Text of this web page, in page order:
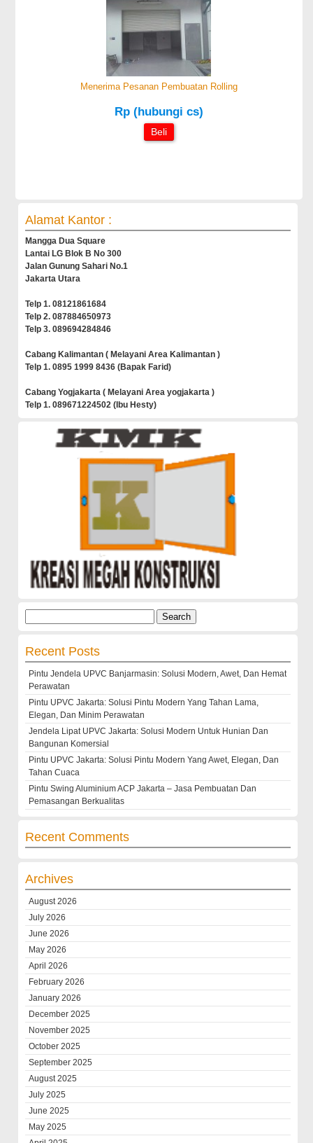
Menerima Pesanan Pembuatan Rolling
Rp (hubungi cs)
Beli
Alamat Kantor :
Mangga Dua Square
Lantai LG Blok B No 300
Jalan Gunung Sahari No.1
Jakarta Utara
Telp 1. 08121861684
Telp 2. 087884650973
Telp 3. 089694284846
Cabang Kalimantan ( Melayani Area Kalimantan )
Telp 1. 0895 1999 8436 (Bapak Farid)
Cabang Yogjakarta ( Melayani Area yogjakarta )
Telp 1. 089671224502 (Ibu Hesty)
Recent Posts
Pintu Jendela UPVC Banjarmasin: Solusi Modern, Awet, Dan Hemat
Perawatan
Pintu UPVC Jakarta: Solusi Pintu Modern Yang Tahan Lama,
Elegan, Dan Minim Perawatan
Jendela Lipat UPVC Jakarta: Solusi Modern Untuk Hunian Dan
Bangunan Komersial
Pintu UPVC Jakarta: Solusi Pintu Modern Yang Awet, Elegan, Dan
Tahan Cuaca
Pintu Swing Aluminium ACP Jakarta – Jasa Pembuatan Dan
Pemasangan Berkualitas
Recent Comments
Archives
August 2026
July 2026
June 2026
May 2026
April 2026
February 2026
January 2026
December 2025
November 2025
October 2025
September 2025
August 2025
July 2025
June 2025
May 2025